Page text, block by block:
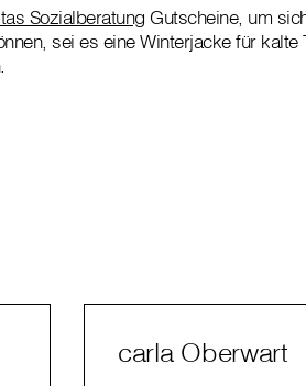
Sozialberatung Gutscheine, um
sei es eine Winterjacke für kalte
carla Oberwart